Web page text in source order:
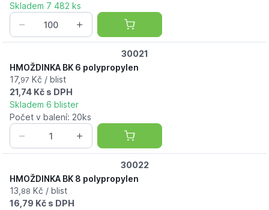
Skladem 7 482 ks
30021
HMOŽDINKA BK 6 polypropylen
17, 97 Kč / blist
21,74 Kč s DPH
Skladem 6 blister
Počet v balení: 20ks
30022
HMOŽDINKA BK 8 polypropylen
13, 88 Kč / blist
16,79 Kč s DPH